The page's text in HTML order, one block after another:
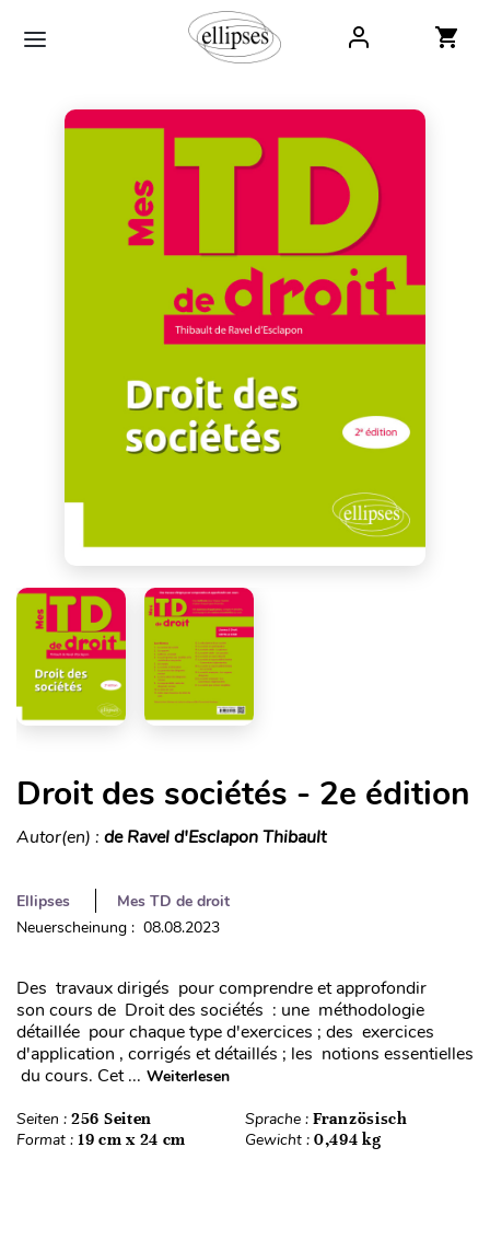
Droit des sociétés - 2e édition
Autor(en) : de Ravel d'Esclapon Thibault
Ellipses
Mes TD de droit
Neuerscheinung : 08.08.2023
Des travaux dirigés pour comprendre et approfondir
son cours de Droit des sociétés : une méthodologie
détaillée pour chaque type d'exercices ; des exercices
d'application , corrigés et détaillés ; les notions essentielles
du cours. Cet ... Weiterlesen
Seiten : 256 Seiten Sprache : Französisch
Format : 19 cm x 24 cm Gewicht : 0,494 kg